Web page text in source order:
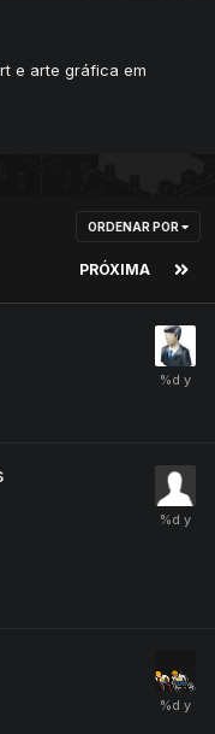
e arte gráfica em
ORDENAR POR
PRÓXIMA